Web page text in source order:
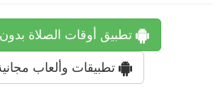
تطبيق أوقات الصلاة
تطبيقات وألعاب